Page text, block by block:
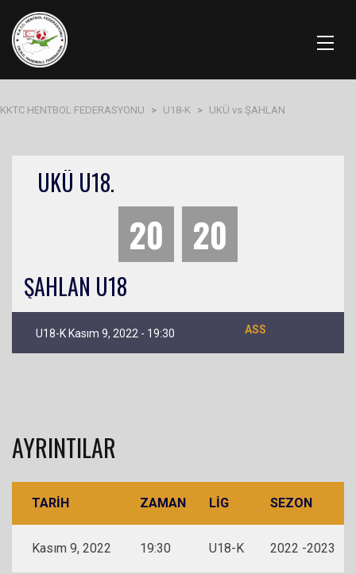
KKTC HENTBOL FEDERASYONU > U18-K > UKÜ vs ŞAHLAN
UKÜ U18.
20 20
ŞAHLAN U18
U18-K Kasım 9, 2022 - 19:30 ASS
AYRINTILAR
TARIH ZAMAN LIG SEZON
Kasım 9, 2022 19:30 U18-K 2022 -2023